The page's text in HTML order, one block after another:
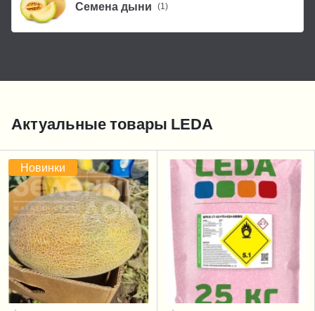
Семена дыни (1)
Актуальные товары LEDA
Новинки